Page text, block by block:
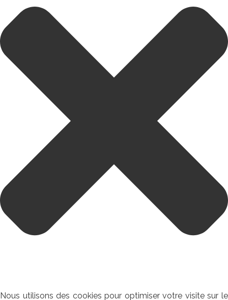
Nous utilisons des cookies pour optimiser votre visite sur le